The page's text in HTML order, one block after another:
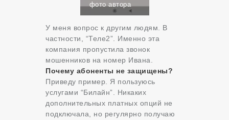
фото автора
У меня вопрос к другим людям. В
частности, “Теле2”. Именно эта
компания пропустила звонок
мошенников на номер Ивана.
Почему абоненты не защищены?
Приведу пример. Я пользуюсь
услугами “Билайн”. Никаких
дополнительных платных опций не
подключала, но регулярно получаю